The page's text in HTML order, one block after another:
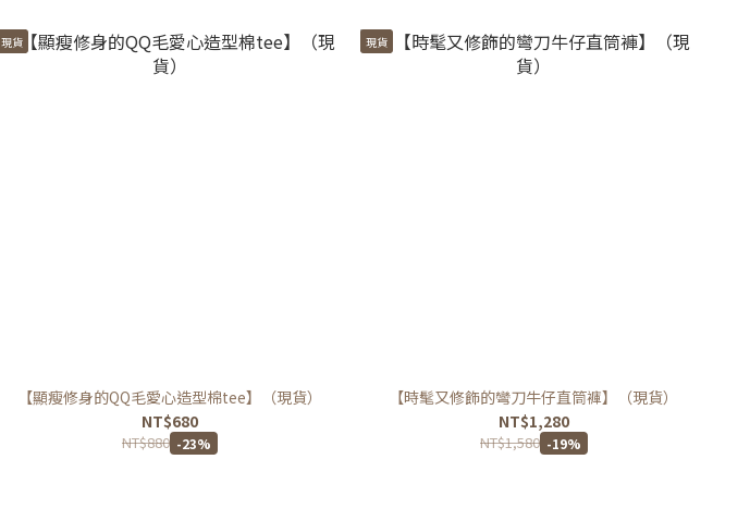
現貨
【顯瘦修身的QQ毛愛心造型棉tee】（現貨）
NT$680
NT$880 -23%
現貨
【時髦又修飾的彎刀牛仔直筒褲】（現貨）
NT$1,280
NT$1,580 -19%